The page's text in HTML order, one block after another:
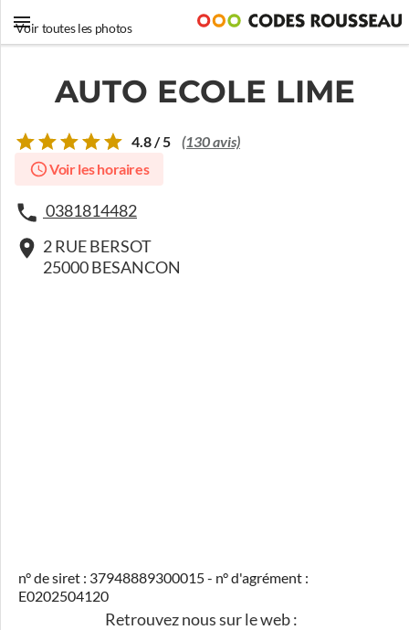
Voir toutes les photos
AUTO ECOLE LIME
4.8 / 5 (130 avis)
Voir les horaires
0381814482
2 RUE BERSOT
25000 BESANCON
n° de siret : 37948889300015 - n° d'agrément :
E0202504120
Retrouvez nous sur le web :